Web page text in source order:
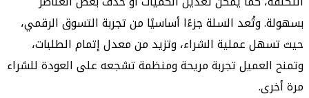
بسهولة. وتُعد السلة جزءًا أساسيًا من تجربة التسوق الرقمي،
حيث تسهل عملية الشراء، وتزيد من معدل إتمام الطلبات،
وتمنح العميل تجربة مريحة ومنظمة تشجعه على العودة للشراء
مرة أخرى.